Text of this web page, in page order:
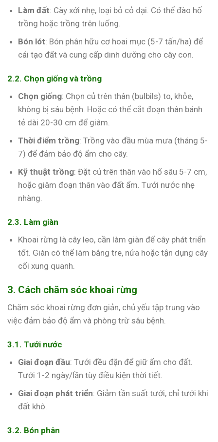
Làm đất: Cày xới nhẹ, loại bỏ cỏ dại. Có thể đào hố
trồng hoặc trồng trên luống.
Bón lót: Bón phân hữu cơ hoai mục (5-7 tấn/ha) để
cải tạo đất và cung cấp dinh dưỡng cho cây con.
2.2. Chọn giống và trồng
Chọn giống: Chọn củ trên thân (bulbils) to, khỏe,
không bị sâu bệnh. Hoặc có thể cắt đoạn thân bánh
tẻ dài 20-30 cm để giâm.
Thời điểm trồng: Trồng vào đầu mùa mưa (tháng 5-
7) để đảm bảo độ ẩm cho cây.
Kỹ thuật trồng: Đặt củ trên thân vào hố sâu 5-7 cm,
hoặc giâm đoạn thân vào đất ẩm. Tưới nước nhẹ
nhàng.
2.3. Làm giàn
Khoai rừng là cây leo, cần làm giàn để cây phát triển
tốt. Giàn có thể làm bằng tre, nứa hoặc tận dụng cây
cối xung quanh.
3. Cách chăm sóc khoai rừng
Chăm sóc khoai rừng đơn giản, chủ yếu tập trung vào
việc đảm bảo độ ẩm và phòng trừ sâu bệnh.
3.1. Tưới nước
Giai đoạn đầu: Tưới đều đặn để giữ ẩm cho đất.
Tưới 1-2 ngày/lần tùy điều kiện thời tiết.
Giai đoạn phát triển: Giảm tần suất tưới, chỉ tưới khi
đất khô.
3.2. Bón phân